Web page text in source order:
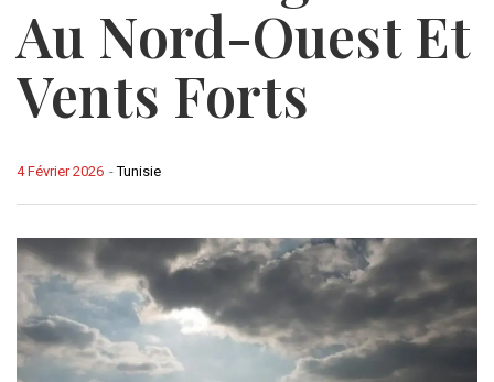
Au Nord-Ouest Et
Vents Forts
-Tunisie
4 Février 2026